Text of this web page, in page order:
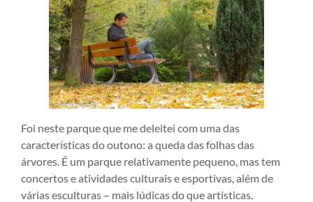
Foi neste parque que me deleitei com uma das
características do outono: a queda das folhas das
árvores. É um parque relativamente pequeno, mas tem
concertos e atividades culturais e esportivas, além de
várias esculturas – mais lúdicas do que artísticas.